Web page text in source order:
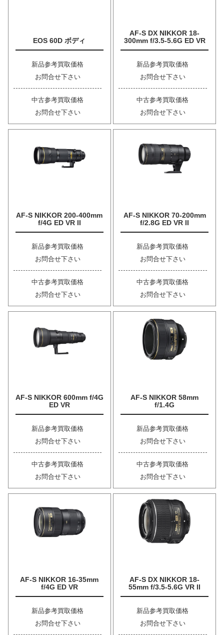
EOS 60D ボディ
新品参考買取価格
お問合せ下さい
中古参考買取価格
お問合せ下さい
AF-S DX NIKKOR 18-
300mm f/3.5-5.6G ED VR
新品参考買取価格
お問合せ下さい
中古参考買取価格
お問合せ下さい
AF-S NIKKOR 200-400mm
f/4G ED VR II
新品参考買取価格
お問合せ下さい
中古参考買取価格
お問合せ下さい
AF-S NIKKOR 70-200mm
f/2.8G ED VR II
新品参考買取価格
お問合せ下さい
中古参考買取価格
お問合せ下さい
AF-S NIKKOR 600mm f/4G
ED VR
新品参考買取価格
お問合せ下さい
中古参考買取価格
お問合せ下さい
AF-S NIKKOR 58mm
f/1.4G
新品参考買取価格
お問合せ下さい
中古参考買取価格
お問合せ下さい
AF-S NIKKOR 16-35mm
f/4G ED VR
新品参考買取価格
お問合せ下さい
AF-S DX NIKKOR 18-
55mm f/3.5-5.6G VR II
新品参考買取価格
お問合せ下さい